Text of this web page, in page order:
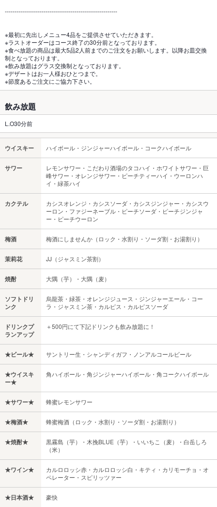
----------------------------------------------------------
※最初に先出しメニュー4品をご提供させていただきます。
※ラストオーダーはコース終了の30分前となっております。
※食べ放題の商品は最大5品2人前までのご注文をお願いします。以降お皿交換
制となっております。
※飲み放題はグラス交換制となっております。
※デザートはお一人様おひとつまで。
※節度あるご注文にご協力下さい。
飲み放題
L.O30分前
ウイスキー ハイボール・ジンジャーハイボール・コークハイボール
サワー
レモンサワー・こだわり酒場のタコハイ・ホワイトサワー・巨
峰サワー・オレンジサワー・ピーチティーハイ・ウーロンハ
イ・緑茶ハイ
カクテル
カシスオレンジ・カシスソーダ・カシスジンジャー・カシスウ
ーロン・ファジーネーブル・ピーチソーダ・ピーチジンジャ
ー・ピーチウーロン
梅酒 梅酒にしませんか（ロック・水割り・ソーダ割・お湯割り）
茉莉花 JJ（ジャスミン茶割）
焼酎 大隅（芋）・大隅（麦）
ソフトドリ
ンク
烏龍茶・緑茶・オレンジジュース・ジンジャーエール・コー
ラ・ジャスミン茶・カルピス・カルピスソーダ
ドリンクプ
ランアップ
＋500円にて下記ドリンクも飲み放題に！
★ビール★ サントリー生・シャンディガフ・ノンアルコールビール
★ウイスキ
ー★
角ハイボール・角ジンジャーハイボール・角コークハイボール
★サワー★ 蜂蜜レモンサワー
★梅酒★ 蜂蜜梅酒（ロック・水割り・ソーダ割・お湯割り）
★焼酎★
黒霧島（芋）・木挽BLUE（芋）・いいちこ（麦）・白岳しろ
（米）
★ワイン★
カルロロッシ赤・カルロロッシ白・キティ・カリモーチョ・オ
ペレーター・スピリッツァー
★日本酒★ 豪快